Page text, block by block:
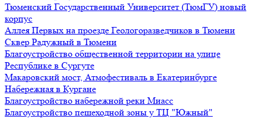
Тюменский Государственный Университет (ТюмГУ) новый
корпус
Аллея Первых на проезде Геологоразведчиков в Тюмени
Сквер Радужный в Тюмени
Благоустройство общественной территории на улице
Республике в Сургуте
Макаровский мост, Атмофестиваль в Екатеринбурге
Набережная в Кургане
Благоустройство набережной реки Миасс
Благоустройство пешеходной зоны у ТЦ "Южный"